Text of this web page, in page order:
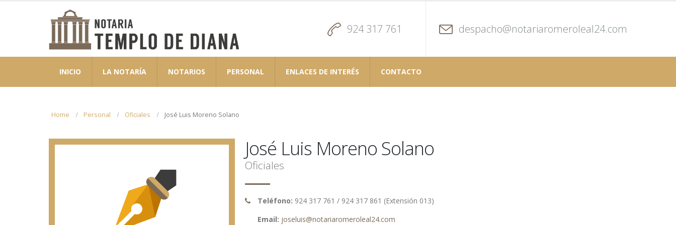
924 317 761 despacho@notariaromeroleal24.com
INICIO LA NOTARÍA NOTARIOS PERSONAL ENLACES DE INTERÉS CONTACTO
Home Personal Oficiales José Luis Moreno Solano
José Luis Moreno Solano
Oficiales
Teléfono: 924 317 761 / 924 317 861 (Extensión 013)
Email: joseluis@notariaromeroleal24.com